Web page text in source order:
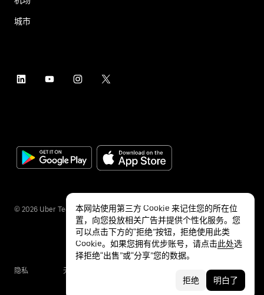
城市
© 2026 Uber Technologies Inc.
隐私 无障碍服务
本网站使用第三方 Cookie 来记住您的所在位
置，向您投放相关广告并提供个性化服务。您
可以点击下方的“拒绝”按钮，拒绝使用此类
Cookie。如果您拥有优步账号，请点击此处选
择拒绝“出售”或“分享”您的数据。
拒绝 明白了